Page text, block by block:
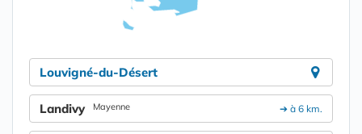
Louvigné-du-Désert
➔ à 6 km.
Landivy Mayenne